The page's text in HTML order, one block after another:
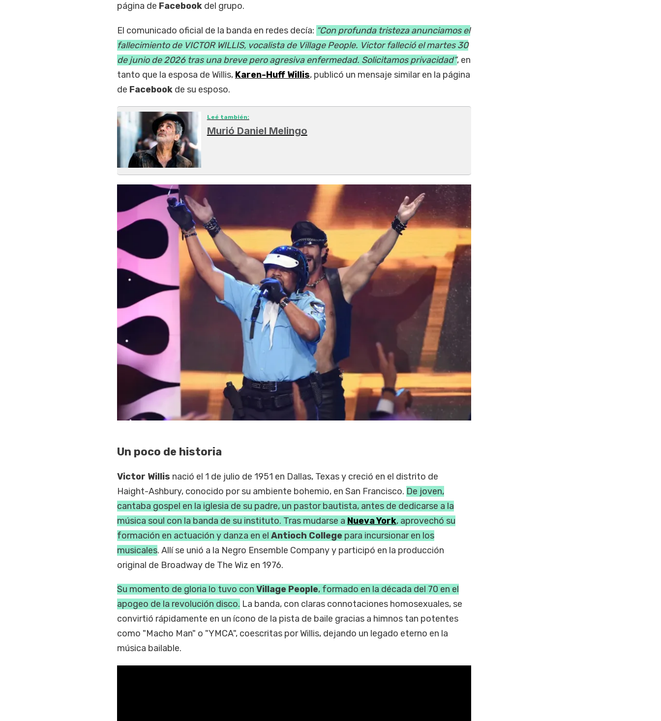
página de Facebook del grupo.
El comunicado oficial de la banda en redes decía: “Con profunda tristeza anunciamos el
fallecimiento de VICTOR WILLIS, vocalista de Village People. Victor falleció el martes 30
de junio de 2026 tras una breve pero agresiva enfermedad. Solicitamos privacidad”, en
tanto que la esposa de Willis, Karen-Huff Willis, publicó un mensaje similar en la página
de Facebook de su esposo.
Leé también:
Murió Daniel Melingo
Un poco de historia
Victor Willis nació el 1 de julio de 1951 en Dallas, Texas y creció en el distrito de
Haight-Ashbury, conocido por su ambiente bohemio, en San Francisco. De joven,
cantaba gospel en la iglesia de su padre, un pastor bautista, antes de dedicarse a la
música soul con la banda de su instituto. Tras mudarse a Nueva York, aprovechó su
formación en actuación y danza en el Antioch College para incursionar en los
musicales. Allí se unió a la Negro Ensemble Company y participó en la producción
original de Broadway de The Wiz en 1976.
Su momento de gloria lo tuvo con Village People, formado en la década del 70 en el
apogeo de la revolución disco. La banda, con claras connotaciones homosexuales, se
convirtió rápidamente en un ícono de la pista de baile gracias a himnos tan potentes
como "Macho Man" o "YMCA", coescritas por Willis, dejando un legado eterno en la
música bailable.